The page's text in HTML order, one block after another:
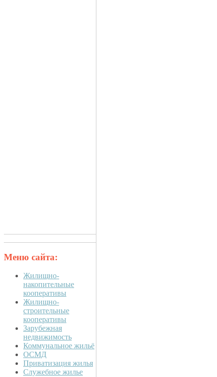
Меню сайта:
Жилищно-
накопительные
кооперативы
Жилищно-
строительные
кооперативы
Зарубежная
недвижимость
Коммунальное жильё
ОСМД
Приватизация жилья
Служебное жилье